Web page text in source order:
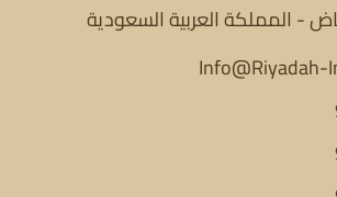
- المملكة العربية السعودية
Info@Riyadah-